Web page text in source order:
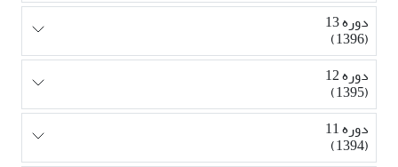
دوره 13
(1396)
دوره 12
(1395)
دوره 11
(1394)